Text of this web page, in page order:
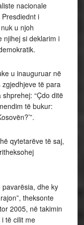
nacionale
i
u njoh
njihej si deklarim i
u inauguruar në
të para
“Çdo ditë
të bukur:
qytetarëve të saj,
pavarësia, dhe ky
theksonte
2005, në takimin
të cilit me